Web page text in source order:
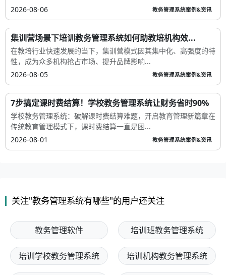
2026-08-06
教务管理系统案例&资讯
集训营场景下培训教务管理系统如何助教培机构效...
在教培行业快速发展的当下，集训营模式因其集中化、高强度的特
性，成为众多机构抢占市场、提升品牌影响...
2026-08-05
教务管理系统案例&资讯
7步搞定课时费结算！学校教务管理系统让财务省时90%
学校教务管理系统：破解课时费结算难题，开启教育管理新篇章在
传统教育管理模式下，课时费结算一直是困...
2026-08-01
教务管理系统案例&资讯
关注"教务管理系统有哪些"的用户还关注
教务管理软件 培训班教务管理系统
培训学校教务管理系统 培训机构教务管理系统